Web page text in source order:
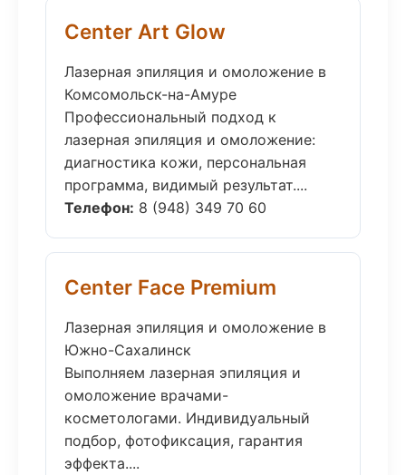
Center Art Glow
Лазерная эпиляция и омоложение в
Комсомольск-на-Амуре
Профессиональный подход к
лазерная эпиляция и омоложение:
диагностика кожи, персональная
программа, видимый результат....
Телефон: 8 (948) 349 70 60
Center Face Premium
Лазерная эпиляция и омоложение в
Южно-Сахалинск
Выполняем лазерная эпиляция и
омоложение врачами-
косметологами. Индивидуальный
подбор, фотофиксация, гарантия
эффекта....